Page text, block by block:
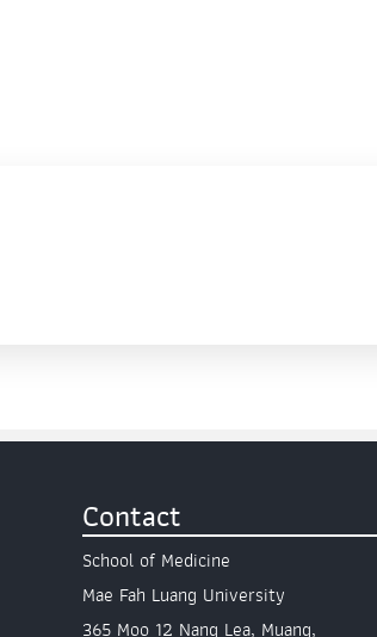
Contact
School of Medicine
Mae Fah Luang University
365 Moo 12 Nang Lea, Muang,